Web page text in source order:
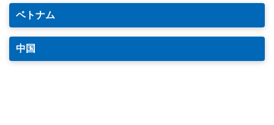
ベトナム
中国